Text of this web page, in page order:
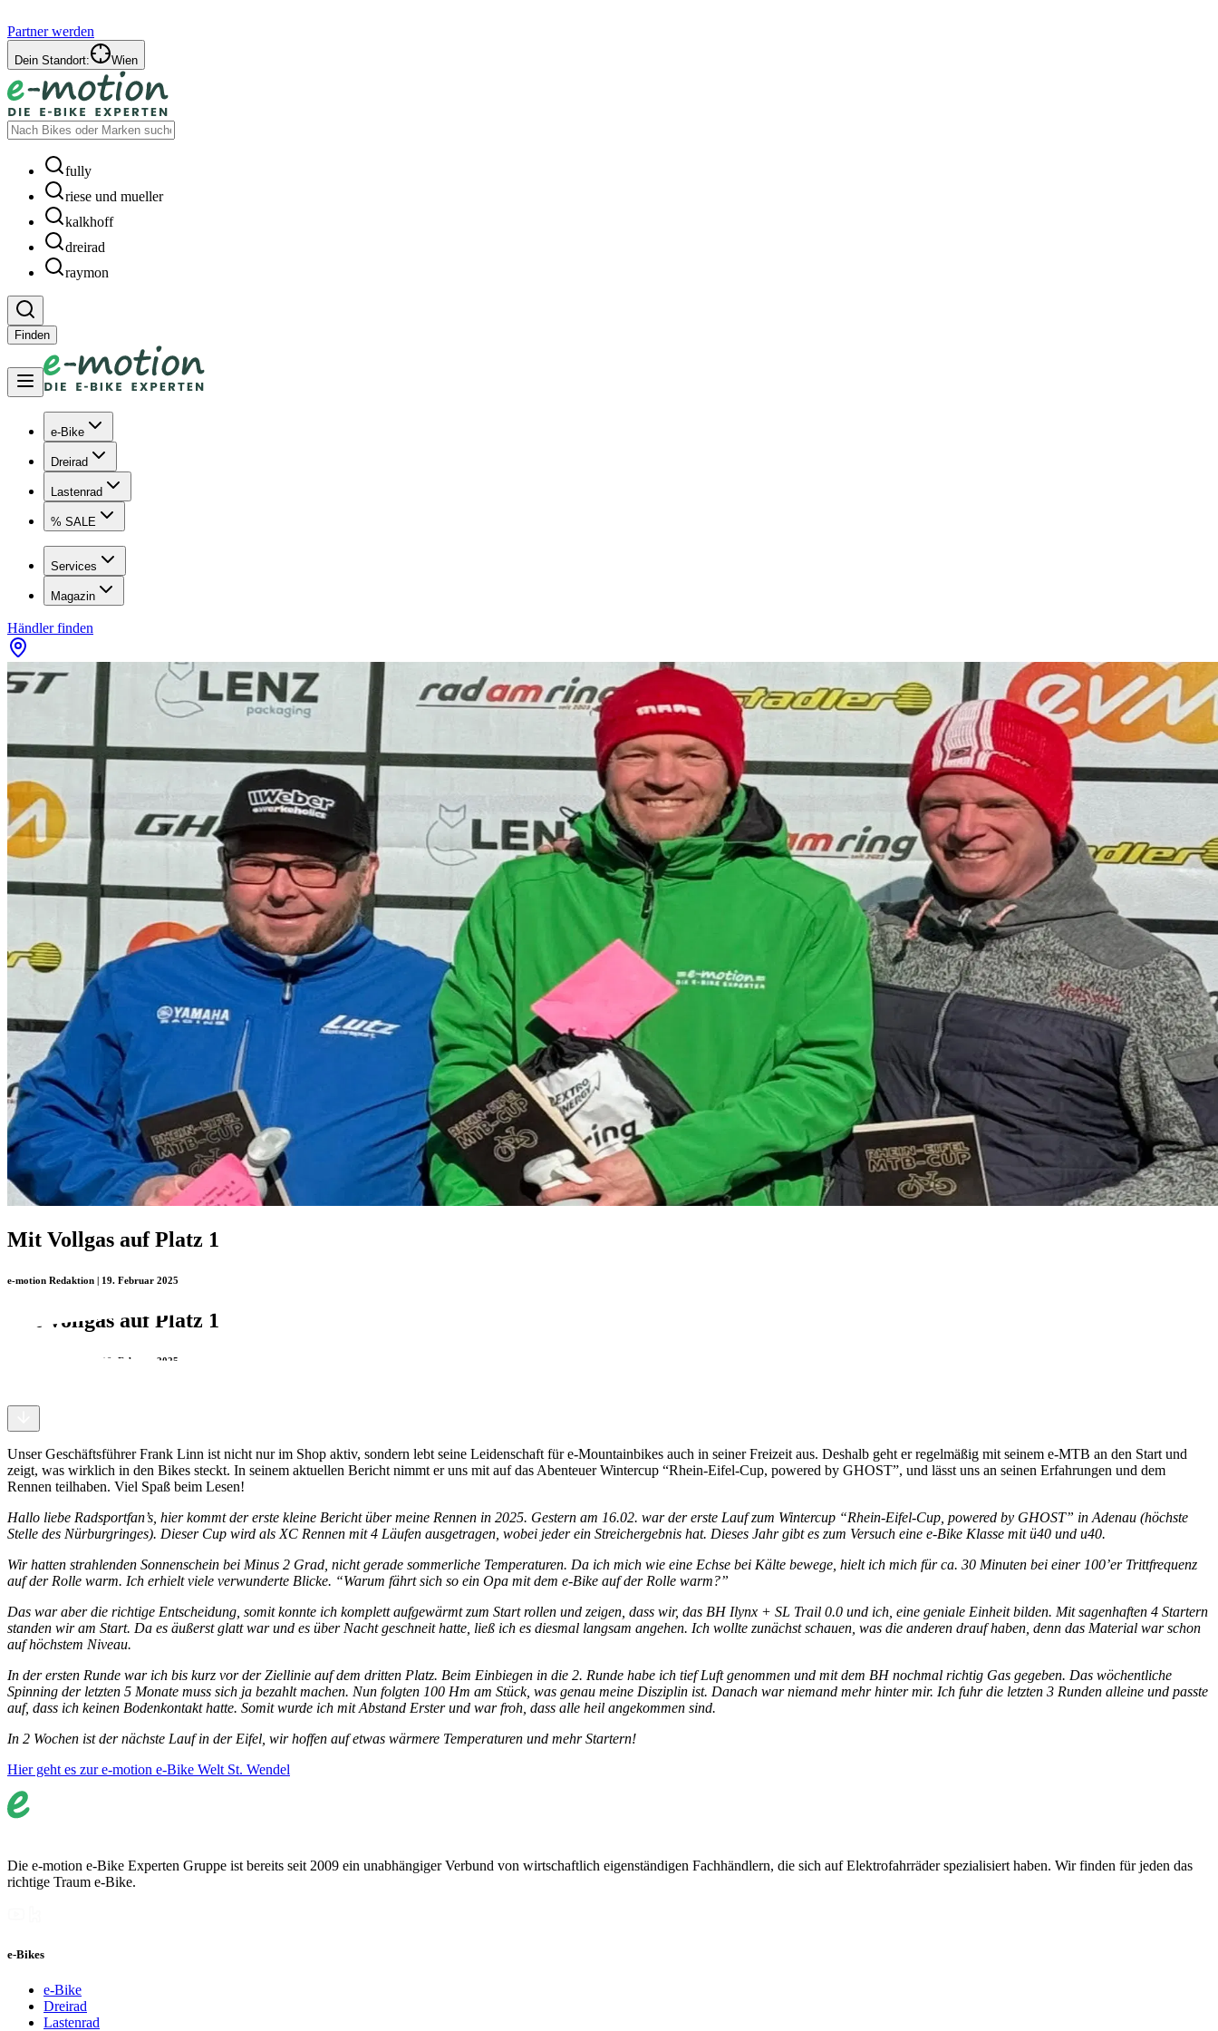
Partner werden
Dein Standort: Wien
fully
riese und mueller
kalkhoff
dreirad
raymon
Finden
e-Bike
Dreirad
Lastenrad
% SALE
Services
Magazin
Händler finden
Mit Vollgas auf Platz 1
e-motion Redaktion | 19. Februar 2025
Mit Vollgas auf Platz 1
e-motion Redaktion | 19. Februar 2025
Unser Geschäftsführer Frank Linn ist nicht nur im Shop aktiv, sondern lebt seine Leidenschaft für e-Mountainbikes auch in seiner Freizeit aus. Deshalb geht er regelmäßig mit seinem e-MTB an den Start und
zeigt, was wirklich in den Bikes steckt. In seinem aktuellen Bericht nimmt er uns mit auf das Abenteuer Wintercup “Rhein-Eifel-Cup, powered by GHOST”, und lässt uns an seinen Erfahrungen und dem
Rennen teilhaben. Viel Spaß beim Lesen!
Hallo liebe Radsportfan’s, hier kommt der erste kleine Bericht über meine Rennen in 2025. Gestern am 16.02. war der erste Lauf zum Wintercup “Rhein-Eifel-Cup, powered by GHOST” in Adenau (höchste
Stelle des Nürburgringes). Dieser Cup wird als XC Rennen mit 4 Läufen ausgetragen, wobei jeder ein Streichergebnis hat. Dieses Jahr gibt es zum Versuch eine e-Bike Klasse mit ü40 und u40.
Wir hatten strahlenden Sonnenschein bei Minus 2 Grad, nicht gerade sommerliche Temperaturen. Da ich mich wie eine Echse bei Kälte bewege, hielt ich mich für ca. 30 Minuten bei einer 100’er Trittfrequenz
auf der Rolle warm. Ich erhielt viele verwunderte Blicke. “Warum fährt sich so ein Opa mit dem e-Bike auf der Rolle warm?”
Das war aber die richtige Entscheidung, somit konnte ich komplett aufgewärmt zum Start rollen und zeigen, dass wir, das BH Ilynx + SL Trail 0.0 und ich, eine geniale Einheit bilden. Mit sagenhaften 4 Startern
standen wir am Start. Da es äußerst glatt war und es über Nacht geschneit hatte, ließ ich es diesmal langsam angehen. Ich wollte zunächst schauen, was die anderen drauf haben, denn das Material war schon
auf höchstem Niveau.
In der ersten Runde war ich bis kurz vor der Ziellinie auf dem dritten Platz. Beim Einbiegen in die 2. Runde habe ich tief Luft genommen und mit dem BH nochmal richtig Gas gegeben. Das wöchentliche
Spinning der letzten 5 Monate muss sich ja bezahlt machen. Nun folgten 100 Hm am Stück, was genau meine Disziplin ist. Danach war niemand mehr hinter mir. Ich fuhr die letzten 3 Runden alleine und passte
auf, dass ich keinen Bodenkontakt hatte. Somit wurde ich mit Abstand Erster und war froh, dass alle heil angekommen sind.
In 2 Wochen ist der nächste Lauf in der Eifel, wir hoffen auf etwas wärmere Temperaturen und mehr Startern!
Hier geht es zur e-motion e-Bike Welt St. Wendel
Die e-motion e-Bike Experten Gruppe ist bereits seit 2009 ein unabhängiger Verbund von wirtschaftlich eigenständigen Fachhändlern, die sich auf Elektrofahrräder spezialisiert haben. Wir finden für jeden das
richtige Traum e-Bike.
e-Bikes
e-Bike
Dreirad
Lastenrad